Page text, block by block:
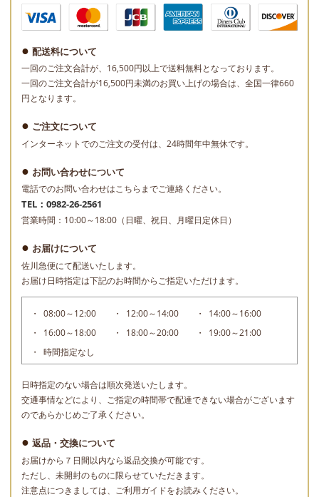
配送料について
一回のご注文合計が、16,500円以上で送料無料となっております。
一回のご注文合計が16,500円未満のお買い上げの場合は、全国一律660
円となります。
ご注文について
インターネットでのご注文の受付は、24時間年中無休です。
お問い合わせについて
電話でのお問い合わせはこちらまでご連絡ください。
TEL：0982-26-2561
営業時間：10:00～18:00（日曜、祝日、月曜日定休日）
お届けについて
佐川急便にて配送いたします。
お届け日時指定は下記のお時間からご指定いただけます。
08:00～12:00 12:00～14:00
14:00～16:00
16:00～18:00
18:00～20:00
19:00～21:00
時間指定なし
日時指定のない場合は順次発送いたします。
交通事情などにより、ご指定の時間帯で配達できない場合がございます
のであらかじめご了承ください。
返品・交換について
お届けから７日間以内なら返品交換が可能です。
ただし、未開封のものに限らせていただきます。
注意点につきましては、ご利用ガイドをお読みください。